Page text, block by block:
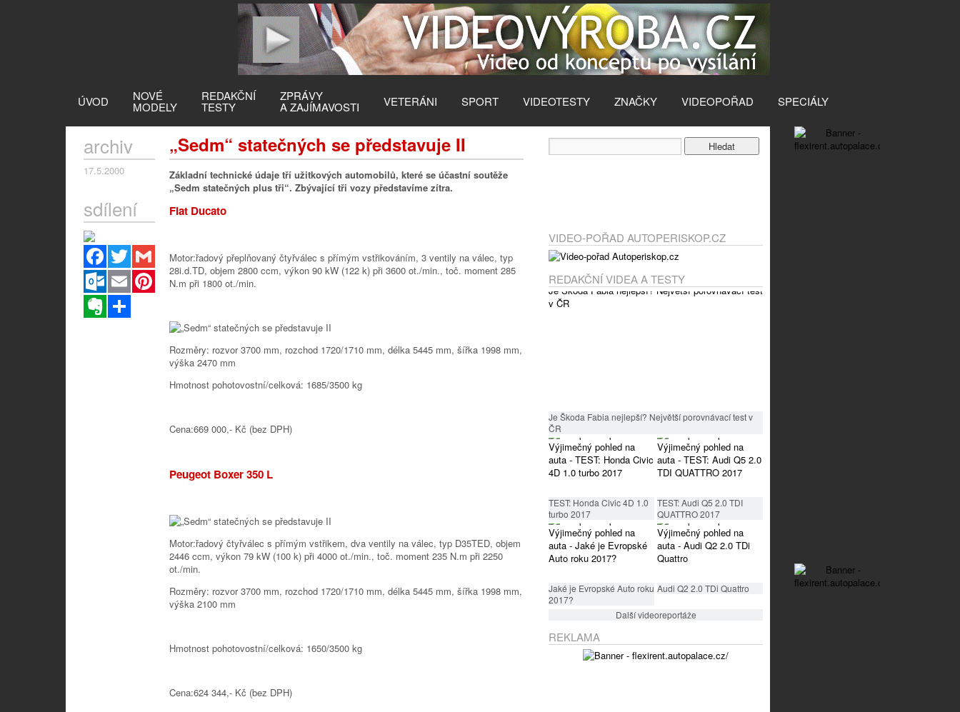
ÚVOD NOVÉ
MODELY
REDAKČNÍ
TESTY
ZPRÁVY
A ZAJÍMAVOSTI VETERÁNI SPORT VIDEOTESTY ZNAČKY VIDEOPOŘAD SPECIÁLY
„Sedm“ statečných se představuje II
archiv
17.5.2000
sdílení
Facebook
Twitter
Outlook.com
Email
Pinterest
Evernote
Základní technické údaje tří užitkových automobilů, které se účastní soutěže
„Sedm statečných plus tři“. Zbývající tři vozy představíme zítra.
Fiat Ducato
Motor:řadový přeplňovaný čtyřválec s přímým vstřikováním, 3 ventily na válec, typ
28i.d.TD, objem 2800 ccm, výkon 90 kW (122 k) při 3600 ot./min., toč. moment 285
N.m při 1800 ot./min.
Rozměry: rozvor 3700 mm, rozchod 1720/1710 mm, délka 5445 mm, šířka 1998 mm,
výška 2470 mm
Hmotnost pohotovostní/celková: 1685/3500 kg
Cena:669 000,- Kč (bez DPH)
Peugeot Boxer 350 L
Motor:řadový čtyřválec s přímým vstřikem, dva ventily na válec, typ D35TED, objem
2446 ccm, výkon 79 kW (100 k) při 4000 ot./min., toč. moment 235 N.m při 2250
ot./min.
Rozměry: rozvor 3700 mm, rozchod 1720/1710 mm, délka 5445 mm, šířka 1998 mm,
výška 2100 mm
Hmotnost pohotovostní/celková: 1650/3500 kg
Cena:624 344,- Kč (bez DPH)
VIDEO-POŘAD AUTOPERISKOP.CZ
REDAKČNÍ VIDEA A TESTY
Je Škoda Fabia nejlepší? Největší porovnávací test v
ČR
TEST: Honda Civic 4D 1.0
turbo 2017
TEST: Audi Q5 2.0 TDI
QUATTRO 2017
Jaké je Evropské Auto roku
2017?
Audi Q2 2.0 TDi Quattro
Další videoreportáže
REKLAMA